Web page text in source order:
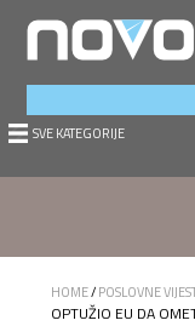
SVE KATEGORIJE
HOME/POSLOVNE
OPTUŽIO EU DA